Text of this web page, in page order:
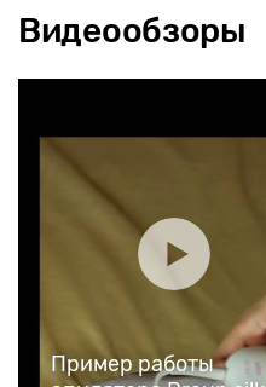
Видеообзоры
Пример работы